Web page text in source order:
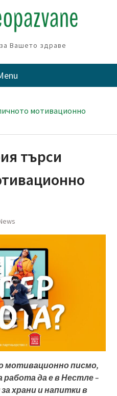
Вашето здраве
мотивационно
търси
мотивационно писмо,
работа да е вНестле–
храни и напитки в